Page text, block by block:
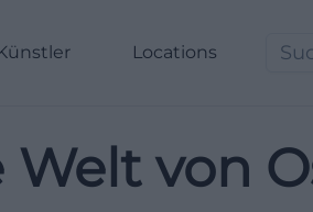
Locations
von